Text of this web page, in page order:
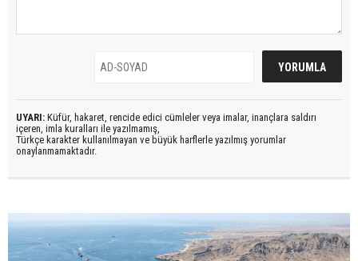
UYARI: Küfür, hakaret, rencide edici cümleler veya imalar, inançlara saldırı
içeren, imla kuralları ile yazılmamış,
Türkçe karakter kullanılmayan ve büyük harflerle yazılmış yorumlar
onaylanmamaktadır.